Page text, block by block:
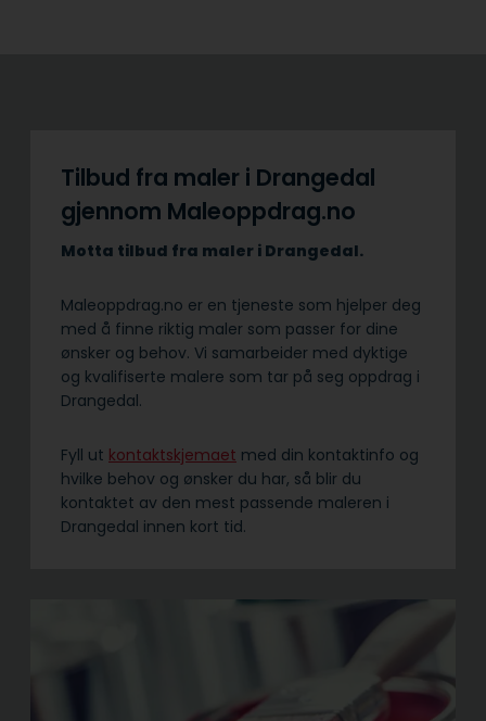
Tilbud fra maler i Drangedal
gjennom Maleoppdrag.no
Motta tilbud fra maler i Drangedal.
Maleoppdrag.no er en tjeneste som hjelper deg
med å finne riktig maler som passer for dine
ønsker og behov. Vi samarbeider med dyktige
og kvalifiserte malere som tar på seg oppdrag i
Drangedal.
Fyll ut kontaktskjemaet med din kontaktinfo og
hvilke behov og ønsker du har, så blir du
kontaktet av den mest passende maleren i
Drangedal innen kort tid.